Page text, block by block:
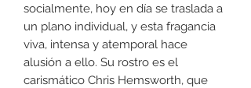
socialmente, hoy en día se traslada a
un plano individual, y esta fragancia
viva, intensa y atemporal hace
alusión a ello. Su rostro es el
carismático Chris Hemsworth, que